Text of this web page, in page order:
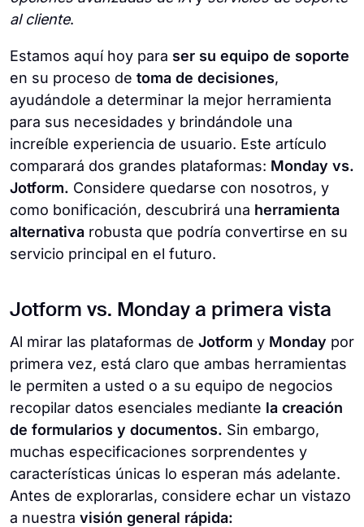
al cliente.
Estamos aquí hoy para ser su equipo de soporte
en su proceso de toma de decisiones,
ayudándole a determinar la mejor herramienta
para sus necesidades y brindándole una
increíble experiencia de usuario. Este artículo
comparará dos grandes plataformas: Monday vs.
Jotform. Considere quedarse con nosotros, y
como bonificación, descubrirá una herramienta
alternativa robusta que podría convertirse en su
servicio principal en el futuro.
Jotform vs. Monday a primera vista
Al mirar las plataformas de Jotform y Monday por
primera vez, está claro que ambas herramientas
le permiten a usted o a su equipo de negocios
recopilar datos esenciales mediante la creación
de formularios y documentos. Sin embargo,
muchas especificaciones sorprendentes y
características únicas lo esperan más adelante.
Antes de explorarlas, considere echar un vistazo
a nuestra visión general rápida: